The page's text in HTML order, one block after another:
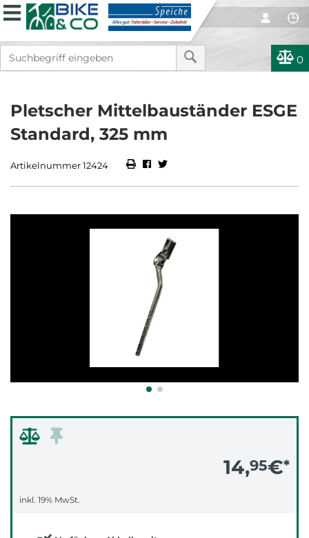
0
Pletscher Mittelbauständer ESGE
Standard, 325 mm
Artikelnummer 12424
14,95€*
inkl. 19% MwSt.